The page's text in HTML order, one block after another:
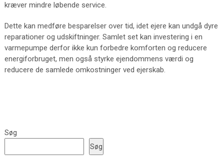
kræver mindre løbende service.
Dette kan medføre besparelser over tid, idet ejere kan undgå dyre
reparationer og udskiftninger. Samlet set kan investering i en
varmepumpe derfor ikke kun forbedre komforten og reducere
energiforbruget, men også styrke ejendommens værdi og
reducere de samlede omkostninger ved ejerskab.
Søg
Søg